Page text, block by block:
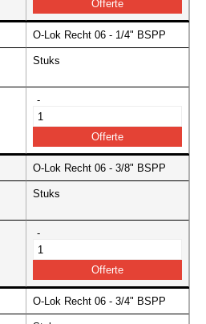
O-Lok Recht 06 - 1/4" BSPP
Stuks
-
O-Lok Recht 06 - 3/8" BSPP
Stuks
-
O-Lok Recht 06 - 3/4" BSPP